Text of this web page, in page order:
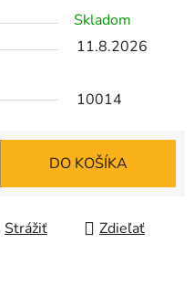
Skladom
11.8.2026
10014
DO KOŠÍKA
Strážiť Zdieľať